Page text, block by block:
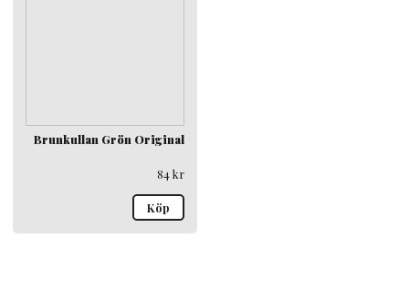
Brunkullan Grön Original
84kr
Köp